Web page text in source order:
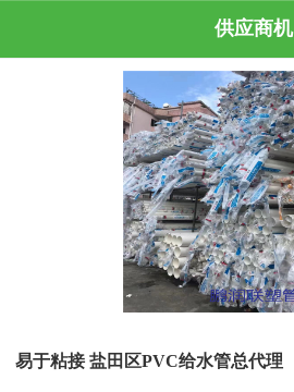
供应商机
易于粘接 盐田区PVC给水管总代理